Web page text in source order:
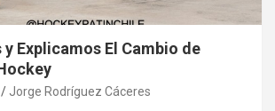
Explicamos El Cambio de
Jorge Rodríguez Cáceres